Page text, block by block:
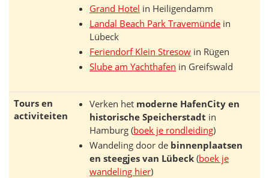
Grand Hotel in Heiligendamm
Landal Beach Park Travemünde in
Lübeck
Feriendorf Klein Stresow in Rügen
Slube am Yachthafen in Greifswald
Tours en
activiteiten
Verken het moderne HafenCity en
historische Speicherstadt in
Hamburg (boek je rondleiding)
Wandeling door de binnenplaatsen
en steegjes van Lübeck (boek je
wandeling hier)